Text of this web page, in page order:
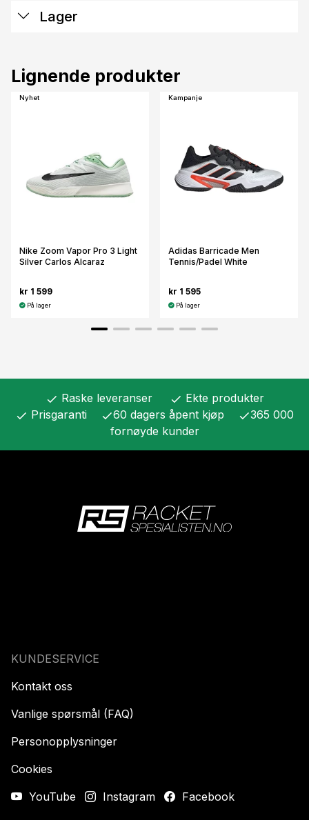
Lager
Lignende produkter
Nyhet
Nike Zoom Vapor Pro 3 Light
Silver Carlos Alcaraz
kr 1 599
På lager
Kampanje
Adidas Barricade Men
Tennis/Padel White
kr 1 595
På lager
check Raske leveranser check Ekte produkter
check Prisgaranti check60 dagers åpent kjøp check365 000
fornøyde kunder
KUNDESERVICE
Kontakt oss
Vanlige spørsmål (FAQ)
Personopplysninger
Cookies
YouTube
Instagram Facebook